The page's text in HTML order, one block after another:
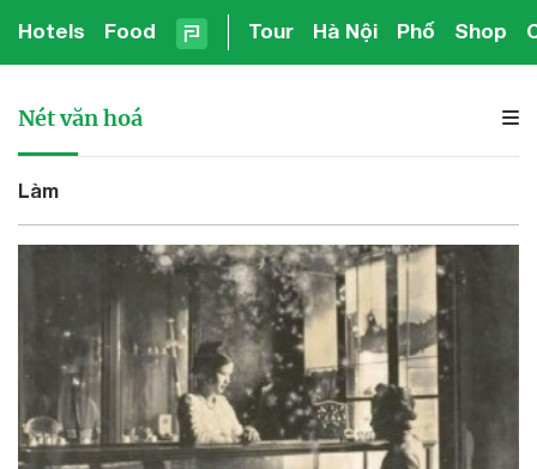
Hotels Food Tour Hà Nội Phố Shop
Nét văn hoá
Làm